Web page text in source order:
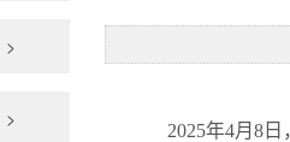
>
>
2025年4月8